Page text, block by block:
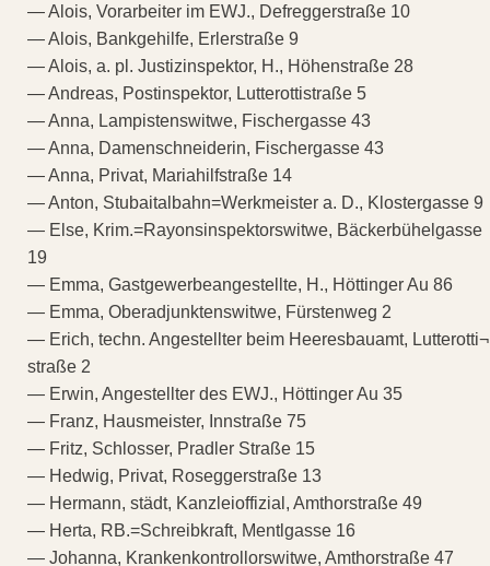
— Alois, Vorarbeiter im EWJ., Defreggerstraße 10
— Alois, Bankgehilfe, Erlerstraße 9
— Alois, a. pl. Justizinspektor, H., Höhenstraße 28
— Andreas, Postinspektor, Lutterottistraße 5
— Anna, Lampistenswitwe, Fischergasse 43
— Anna, Damenschneiderin, Fischergasse 43
— Anna, Privat, Mariahilfstraße 14
— Anton, Stubaitalbahn=Werkmeister a. D., Klostergasse 9
— Else, Krim.=Rayonsinspektorswitwe, Bäckerbühelgasse
19
— Emma, Gastgewerbeangestellte, H., Höttinger Au 86
— Emma, Oberadjunktenswitwe, Fürstenweg 2
— Erich, techn. Angestellter beim Heeresbauamt, Lutterotti¬
straße 2
— Erwin, Angestellter des EWJ., Höttinger Au 35
— Franz, Hausmeister, Innstraße 75
— Fritz, Schlosser, Pradler Straße 15
— Hedwig, Privat, Roseggerstraße 13
— Hermann, städt, Kanzleioffizial, Amthorstraße 49
— Herta, RB.=Schreibkraft, Mentlgasse 16
— Johanna, Krankenkontrollorswitwe, Amthorstraße 47